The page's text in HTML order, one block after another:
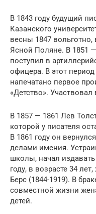
В 1843 году будущий
Казанского
весны 1847
Ясной Поляне. В 1851
поступил в
офицера. В этот
напечатано первое
«Детство».
В 1857 — 1861 Лев
которой у писателя
В 1861 году он
делами имения.
школы, начал
году, в возрасте 34
Берс (1844-1919). В
совместной жизни
детей.